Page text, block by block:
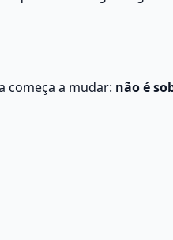
começa a mudar: não é